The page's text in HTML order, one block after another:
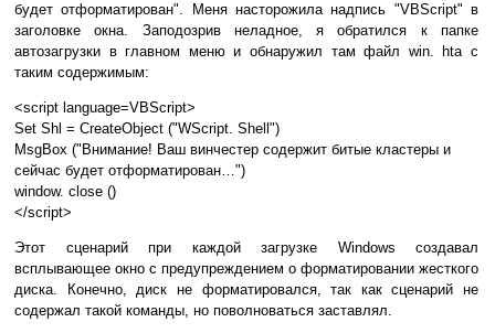
будет отформатирован". Меня насторожила надпись "VBScript" в
заголовке окна. Заподозрив неладное, я обратился к папке
автозагрузки в главном меню и обнаружил там файл win. hta с
таким содержимым:
<script language=VBScript>
Set Shl = CreateObject ("WScript. Shell")
MsgBox ("Внимание! Ваш винчестер содержит битые кластеры и
сейчас будет отформатирован…")
window. close ()
</script>
Этот сценарий при каждой загрузке Windows создавал
всплывающее окно с предупреждением о форматировании жесткого
диска. Конечно, диск не форматировался, так как сценарий не
содержал такой команды, но поволноваться заставлял.